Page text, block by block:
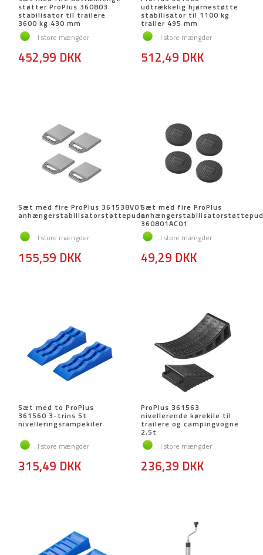
støtter ProPlus 360803
stabilisator til trailere
3600 kg 430 mm
I store mængder
452,99 DKK
udtrækkelig hjørnestøtte
stabilisator til 1100 kg
trailer 495 mm
I store mængder
512,49 DKK
Sæt med fire ProPlus 361538V01
anhængerstabilisatorstøttepuder
I store mængder
155,59 DKK
Sæt med fire ProPlus
360801AC01
I store mængder
49,29 DKK
Sæt med to ProPlus
361560 3-trins 5t
nivelleringsrampekiler
I store mængder
315,49 DKK
ProPlus 361563
nivellerende kørekile til
trailere og campingvogne
2,5t
I store mængder
236,39 DKK